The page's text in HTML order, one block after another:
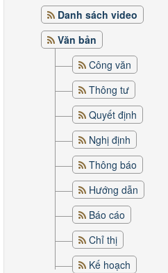
Danh sách video
Văn bản
Công văn
Thông tư
Quyết định
Nghị định
Thông báo
Hướng dẫn
Báo cáo
Chỉ thị
Kế hoạch